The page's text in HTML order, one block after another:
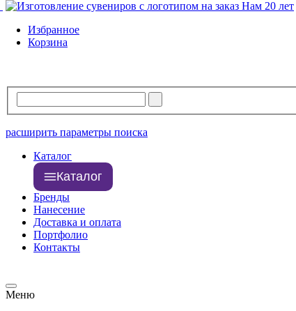
Нам 20 лет
Избранное
Корзина
расширить параметры поиска
Каталог
Каталог
Бренды
Нанесение
Доставка и оплата
Портфолио
Контакты
Меню
Свободно1703 шт.